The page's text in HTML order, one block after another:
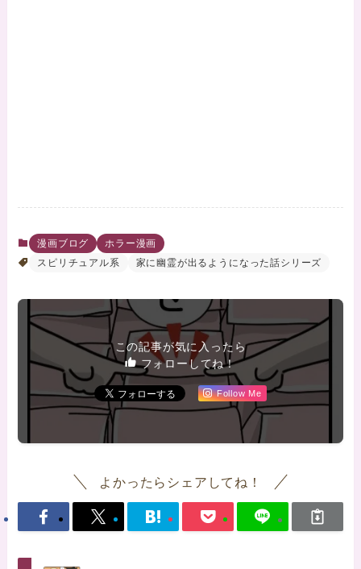
漫画ブログ
ホラー漫画
スピリチュアル系
家に幽霊が出るようになった話シリーズ
この記事が気に入ったら
フォローしてね！
Follow Me
よかったらシェアしてね！